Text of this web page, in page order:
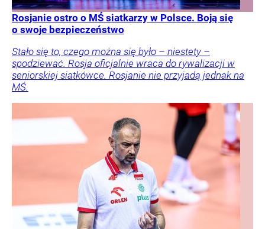
Rosjanie ostro o MŚ siatkarzy w Polsce. Boją się
o swoje bezpieczeństwo
Stało się to, czego można się było – niestety –
spodziewać. Rosja oficjalnie wraca do rywalizacji w
seniorskiej siatkówce. Rosjanie nie przyjadą jednak na
MŚ.